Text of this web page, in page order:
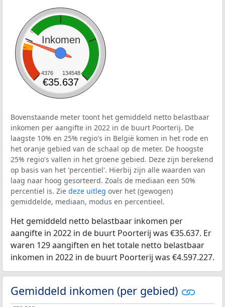
Inkomen
4376 134548
€35.637
Bovenstaande meter toont het gemiddeld netto belastbaar
inkomen per aangifte in 2022 in de buurt Poorterij. De
laagste 10% en 25% regio's in België komen in het rode en
het oranje gebied van de schaal op de meter. De hoogste
25% regio's vallen in het groene gebied. Deze zijn berekend
op basis van het 'percentiel'. Hierbij zijn alle waarden van
laag naar hoog gesorteerd. Zoals de mediaan een 50%
percentiel is. Zie deze uitleg over het (gewogen)
gemiddelde, mediaan, modus en percentieel.
Het gemiddeld netto belastbaar inkomen per
aangifte in 2022 in de buurt Poorterij was €35.637. Er
waren 129 aangiften en het totale netto belastbaar
inkomen in 2022 in de buurt Poorterij was €4.597.227.
Gemiddeld inkomen (per gebied)